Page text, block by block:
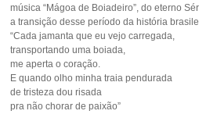
música “Mágoa de Boiadeiro”, do eterno
a transição desse período da história
“Cada jamanta que eu vejo carregada,
transportando uma boiada,
me aperta o coração.
E quando olho minha traia pendurada
de tristeza dou risada
pra não chorar de paixão”